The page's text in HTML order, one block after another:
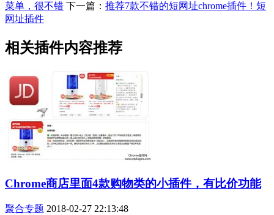
菜单，很不错 下一篇： 推荐7款不错的短网址chrome插件！短
网址插件
相关插件内容推荐
Chrome商店里面4款购物类的小插件，有比价功能
聚合专题 2018-02-27 22:13:48